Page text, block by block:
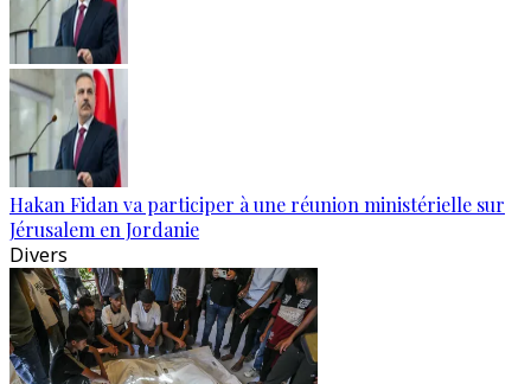
Hakan Fidan va participer à une réunion ministérielle sur
Jérusalem en Jordanie
Divers